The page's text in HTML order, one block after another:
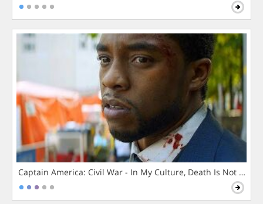
Captain America: Civil War - In My Culture, Death Is Not The